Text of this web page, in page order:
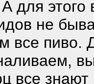
А для
не
все пиво.
все знают